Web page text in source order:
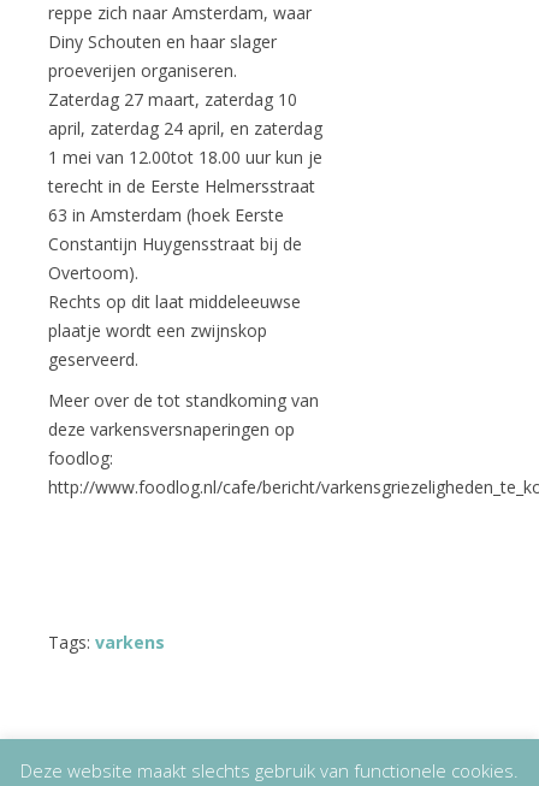
reppe zich naar Amsterdam, waar
Diny Schouten en haar slager
proeverijen organiseren.
Zaterdag 27 maart, zaterdag 10
april, zaterdag 24 april, en zaterdag
1 mei van 12.00tot 18.00 uur kun je
terecht in de Eerste Helmersstraat
63 in Amsterdam (hoek Eerste
Constantijn Huygensstraat bij de
Overtoom).
Rechts op dit laat middeleeuwse
plaatje wordt een zwijnskop
geserveerd.
Meer over de tot standkoming van
deze varkensversnaperingen op
foodlog:
http://www.foodlog.nl/cafe/bericht/
Tags: varkens
Deze website maakt slechts gebruik van functionele cookies.